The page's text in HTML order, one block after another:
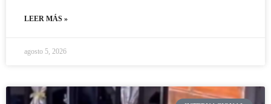
LEER MÁS »
agosto 5, 2026